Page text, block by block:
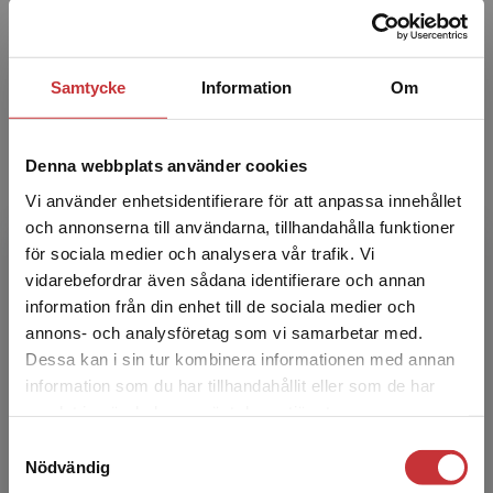
Samtycke Information Om
Denna webbplats använder cookies
Vi använder enhetsidentifierare för att anpassa innehållet
och annonserna till användarna, tillhandahålla funktioner
för sociala medier och analysera vår trafik. Vi
vidarebefordrar även sådana identifierare och annan
information från din enhet till de sociala medier och
annons- och analysföretag som vi samarbetar med.
Dessa kan i sin tur kombinera informationen med annan
information som du har tillhandahållit eller som de har
Nödvändig
Begränsad fraktregion
Det verkar som att du besöker
studentlitteratur.se via en enhet utanför Sverige.
Vi erbjuder inte leveranser utanför Sverige. För
att kunna slutföra ett köp måste
Kenneth Asplund är leg. sjuksköterska, doktor i
medicinsk vetenskap och professor i
högskola. Hans doktorsav...
Annica Backman
docent och universitetslektor i omvårdnad vid
Institutionen för omvårdnad vid Umeå